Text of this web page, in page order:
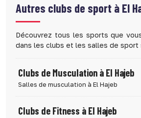
Autres clubs de sport à El
Découvrez tous les sports que
dans les clubs et les salles de sport
Clubs de Musculation à El Hajeb
Salles de musculation à El Hajeb
Clubs de Fitness à El Hajeb